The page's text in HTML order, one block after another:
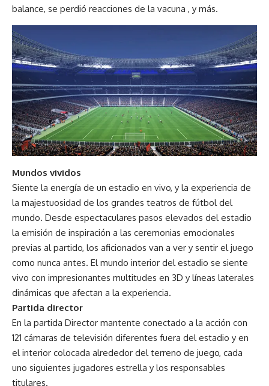
balance, se perdió reacciones de la vacuna , y más.
Mundos vividos
Siente la energía de un estadio en vivo, y la experiencia de
la majestuosidad de los grandes teatros de fútbol del
mundo. Desde espectaculares pasos elevados del estadio
la emisión de inspiración a las ceremonias emocionales
previas al partido, los aficionados van a ver y sentir el juego
como nunca antes. El mundo interior del estadio se siente
vivo con impresionantes multitudes en 3D y líneas laterales
dinámicas que afectan a la experiencia.
Partida director
En la partida Director mantente conectado a la acción con
121 cámaras de televisión diferentes fuera del estadio y en
el interior colocada alrededor del terreno de juego, cada
uno siguientes jugadores estrella y los responsables
titulares.